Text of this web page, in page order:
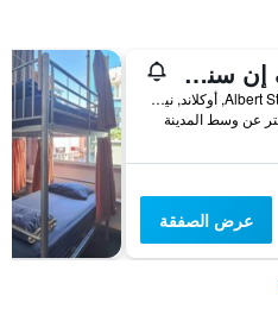
سرف إن سنو باكباكرز - هوستل
102 Albert Street, أوكلاند, نيوزيلندا
عرض الصفقة